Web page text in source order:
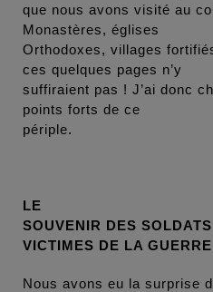
que nous avons visité au
Monastères, églises
Orthodoxes, villages
ces quelques pages n’y
suffiraient pas ! J’ai donc
points forts de ce
périple.
LE
SOUVENIR DES
VICTIMES DE LA
Nous avons eu la surprise